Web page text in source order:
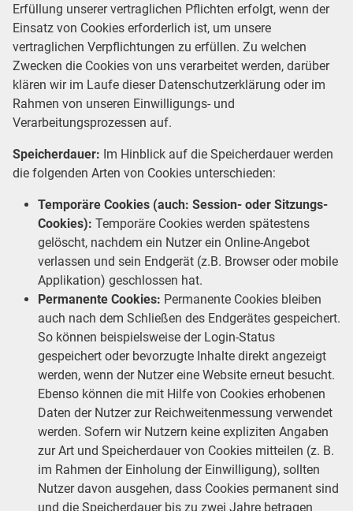
Erfüllung unserer vertraglichen Pflichten erfolgt, wenn der
Einsatz von Cookies erforderlich ist, um unsere
vertraglichen Verpflichtungen zu erfüllen. Zu welchen
Zwecken die Cookies von uns verarbeitet werden, darüber
klären wir im Laufe dieser Datenschutzerklärung oder im
Rahmen von unseren Einwilligungs- und
Verarbeitungsprozessen auf.
Speicherdauer: Im Hinblick auf die Speicherdauer werden
die folgenden Arten von Cookies unterschieden:
Temporäre Cookies (auch: Session- oder Sitzungs-
Cookies): Temporäre Cookies werden spätestens
gelöscht, nachdem ein Nutzer ein Online-Angebot
verlassen und sein Endgerät (z.B. Browser oder mobile
Applikation) geschlossen hat.
Permanente Cookies: Permanente Cookies bleiben
auch nach dem Schließen des Endgerätes gespeichert.
So können beispielsweise der Login-Status
gespeichert oder bevorzugte Inhalte direkt angezeigt
werden, wenn der Nutzer eine Website erneut besucht.
Ebenso können die mit Hilfe von Cookies erhobenen
Daten der Nutzer zur Reichweitenmessung verwendet
werden. Sofern wir Nutzern keine expliziten Angaben
zur Art und Speicherdauer von Cookies mitteilen (z. B.
im Rahmen der Einholung der Einwilligung), sollten
Nutzer davon ausgehen, dass Cookies permanent sind
und die Speicherdauer bis zu zwei Jahre betragen